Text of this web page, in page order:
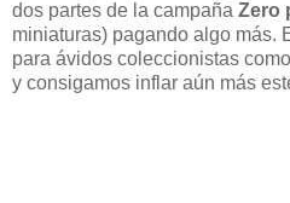
dos partes de la campaña Zero
miniaturas) pagando algo más.
para ávidos coleccionistas
y consigamos inflar aún más